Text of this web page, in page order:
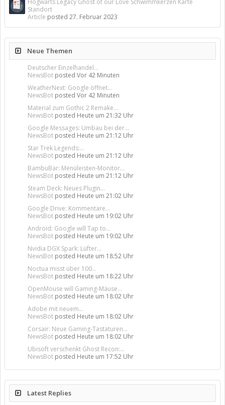
Hogwarts Legacy Ghost of our Love Schwimmkerzen Karte
Standort
Article posted 27. Februar 2023
Neue Themen
Deutscher Einzelhandel...
NewsBot posted Vor 42 Minuten
WeatherNext: Google öffnet...
NewsBot posted Vor 42 Minuten
Material zum Gothic 2 Remake...
NewsBot posted Heute um 21:32 Uhr
Google Messages: Umbau bei der...
NewsBot posted Heute um 21:12 Uhr
Star Trek Legends:...
NewsBot posted Heute um 21:12 Uhr
BambuBar: Menüleisten-Monitor...
NewsBot posted Heute um 21:12 Uhr
Steam Deck: Neues Plugin...
NewsBot posted Heute um 21:02 Uhr
Google Drive: Kommentare...
NewsBot posted Heute um 19:02 Uhr
Android: Google will Tap to...
NewsBot posted Heute um 19:02 Uhr
Nvidia DGX Spark: Lüfter...
NewsBot posted Heute um 18:52 Uhr
Noctua misst über 100...
NewsBot posted Heute um 18:22 Uhr
OpenMouse will Gaming-Mäuse...
NewsBot posted Heute um 18:02 Uhr
Adobe mit neuem...
NewsBot posted Heute um 18:02 Uhr
Corsair: Neue Gaming-Tastaturen...
NewsBot posted Heute um 18:02 Uhr
Ubisoft verschenkt Ghost Recon:...
NewsBot posted Heute um 17:52 Uhr
Latest Replies